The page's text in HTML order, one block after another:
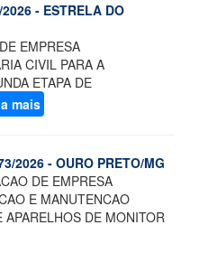
- ESTRELA DO
EMPRESA
CIVIL PARA A
ETAPA DE
mais
2026 - OURO PRETO/MG
DE EMPRESA
E MANUTENCAO
APARELHOS DE MONITOR